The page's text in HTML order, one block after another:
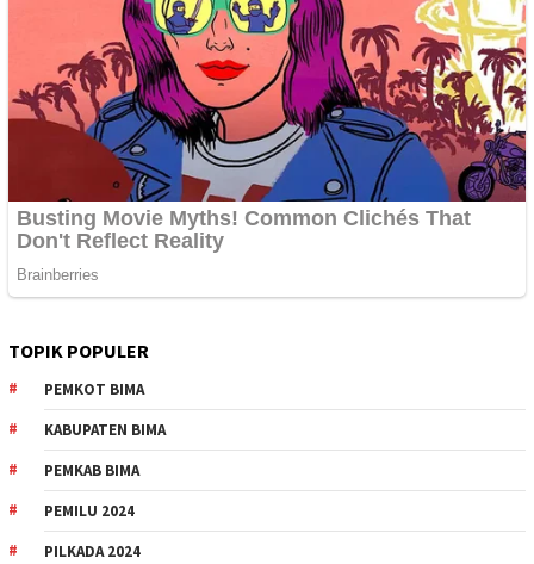
TOPIK POPULER
PEMKOT BIMA
KABUPATEN BIMA
PEMKAB BIMA
PEMILU 2024
PILKADA 2024